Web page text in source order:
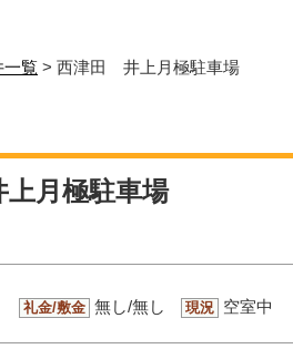
一覧 > 西津田 井上月極駐車場
月極駐車場
礼金/敷金 無し/無し 現況 空室中